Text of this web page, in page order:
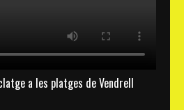
a les platges de Vendrell